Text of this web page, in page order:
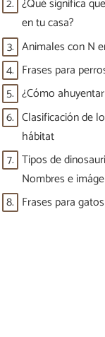
2. ¿Qué significa
en tu casa?
3. Animales con N
4. Frases para
5. ¿Cómo
6. Clasificación de
hábitat
7. Tipos de
Nombres e
8. Frases para